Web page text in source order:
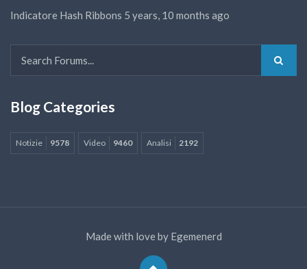
Indicatore Hash Ribbons 5 years, 10 months ago
Blog Categories
Notizie 9578 Video 9460 Analisi 2192
Made with love by Egemenerd